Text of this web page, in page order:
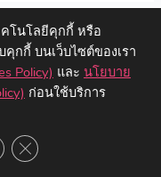
นี | มหาวิทยาลัยมหาจุฬา
ย
คโนโลยีคุกกี้ หรือ
กกี้ บนเว็บไซต์ของเรา
Policy) และ นโยบาย
ก่อนใช้บริการ
Close GDPR Cookie